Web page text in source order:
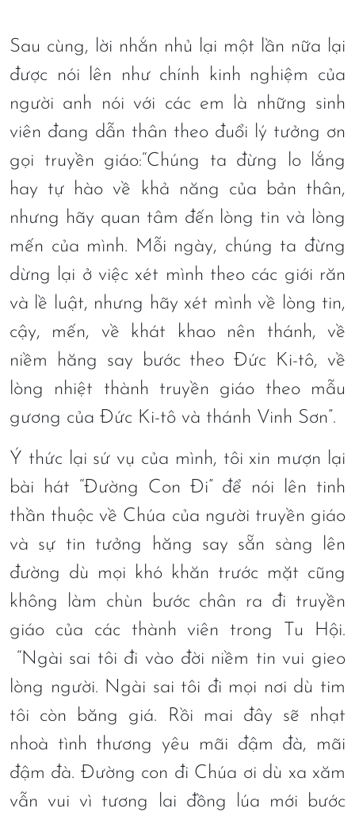
Sau cùng, lời nhắn nhủ lại một lần nữa lại
được nói lên như chính kinh nghiệm của
người anh nói với các em là những sinh
viên đang dẫn thân theo đuổi lý tưởng ơn
gọi truyền giáo:“Chúng ta đừng lo lắng
hay tự hào về khả năng của bản thân,
nhưng hãy quan tâm đến lòng tin và lòng
mến của mình. Mỗi ngày, chúng ta đừng
dừng lại ở việc xét mình theo các giới răn
và lề luật, nhưng hãy xét mình về lòng tin,
cậy, mến, về khát khao nên thánh, về
niềm hăng say bước theo Đức Ki-tô, về
lòng nhiệt thành truyền giáo theo mẫu
gương của Đức Ki-tô và thánh Vinh Sơn”.
Ý thức lại sứ vụ của mình, tôi xin mượn lại
bài hát “Đường Con Đi” để nói lên tinh
thần thuộc về Chúa của người truyền giáo
và sự tin tưởng hăng say sẵn sàng lên
đường dù mọi khó khăn trước mặt cũng
không làm chùn bước chân ra đi truyền
giáo của các thành viên trong Tu Hội.
“Ngài sai tôi đi vào đời niềm tin vui gieo
lòng người. Ngài sai tôi đi mọi nơi dù tim
tôi còn băng giá. Rồi mai đây sẽ nhạt
nhoà tình thương yêu mãi đậm đà, mãi
đậm đà. Đường con đi Chúa ơi dù xa xăm
vẫn vui vì tương lai đồng lúa mới bước